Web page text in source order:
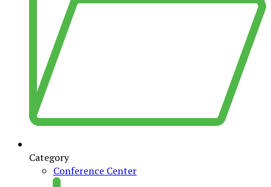
Category
Conference Center